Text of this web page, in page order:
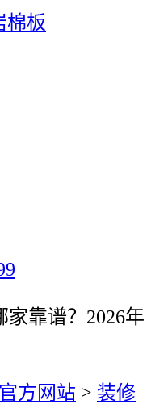
靠谱？2026年
方网站 > 装修